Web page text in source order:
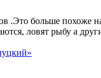
больше похоже
ловят рыбу а